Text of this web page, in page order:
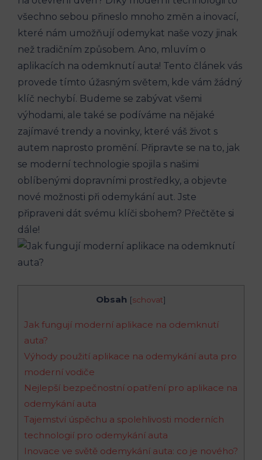
všechno sebou přineslo mnoho změn a inovací,
které nám umožňují odemykat naše vozy jinak
než tradičním způsobem. Ano, mluvím o
aplikacích na odemknutí auta! Tento článek vás
provede tímto úžasným světem, kde vám žádný
klíč nechybí. Budeme se zabývat všemi
výhodami, ale také se podíváme na nějaké
zajímavé trendy a novinky, které váš život s
autem naprosto promění. Připravte se na to, jak
se moderní technologie spojila s našimi
oblíbenými dopravními prostředky, a objevte
nové možnosti při odemykání aut. Jste
připraveni dát svému klíči sbohem? Přečtěte si
dále!
Obsah [schovat]
Jak fungují moderní aplikace na odemknutí
auta?
Výhody použití aplikace na odemykání auta pro
moderní vodiče
Nejlepší bezpečnostní opatření pro aplikace na
odemykání auta
Tajemství úspěchu a spolehlivosti moderních
technologií pro odemykání auta
Inovace ve světě odemykání auta: co je nového?